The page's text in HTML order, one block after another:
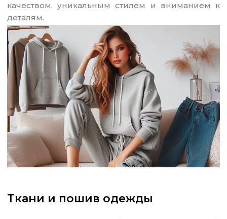
качеством, уникальным стилем и вниманием к
деталям.
Ткани и пошив одежды